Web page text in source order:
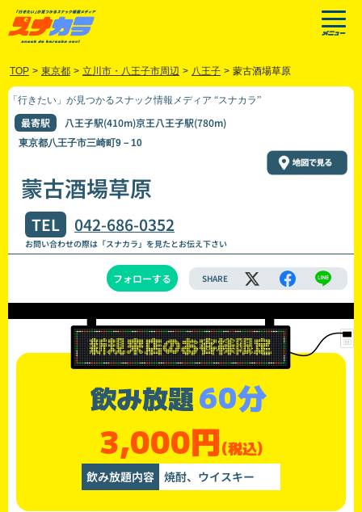
TOP > 東京都 > 立川市・八王子市周辺 > 八王子 > 蒙古酒場草原
「行きたい」が見つかるスナック情報メディア “スナカラ”
最寄駅 八王子駅(410m)京王八王子駅(780m)
東京都八王子市三崎町9－10
蒙古酒場草原
TEL 042-686-0352
お問い合わせの際は「スナカラ」を見たとお伝え下さい
フォローする SHARE
飲み放題60分
3,000円(税込)
飲み放題内容 焼酎、ウイスキー